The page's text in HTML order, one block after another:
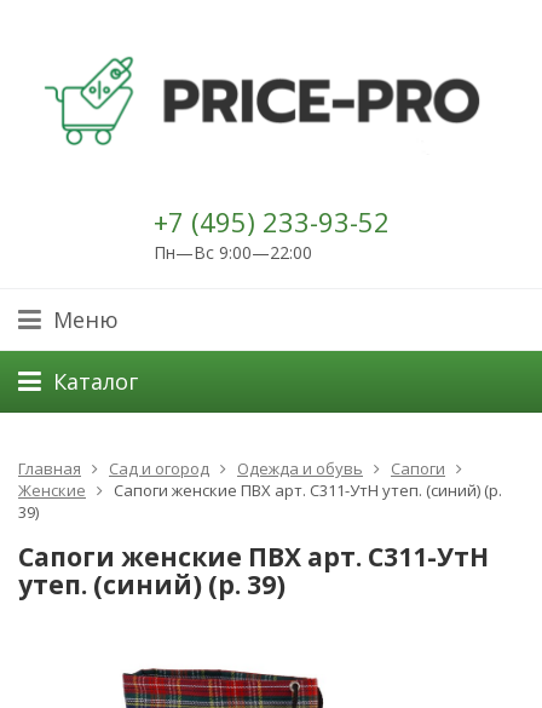
+7 (495) 233-93-52
Пн—Вс 9:00—22:00
Меню
Каталог
Главная Сад и огород Одежда и обувь
Сапоги
Женские
Сапоги женские ПВХ арт. С311-УтН утеп. (синий) (р.
39)
Сапоги женские ПВХ арт. С311-УтН
утеп. (синий) (р. 39)